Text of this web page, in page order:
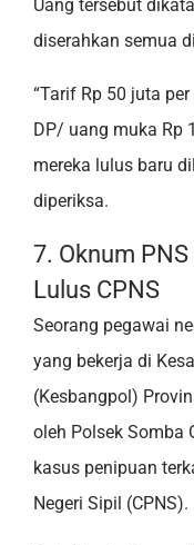
Uang tersebut
diserahkan semua
“Tarif Rp 50 juta
DP/ uang muka Rp
mereka lulus baru
diperiksa.
7. Oknum
Lulus CPNS
Seorang pegawai
yang bekerja di
(Kesbangpol)
oleh Polsek Somba
kasus penipuan
Negeri Sipil (CPNS).